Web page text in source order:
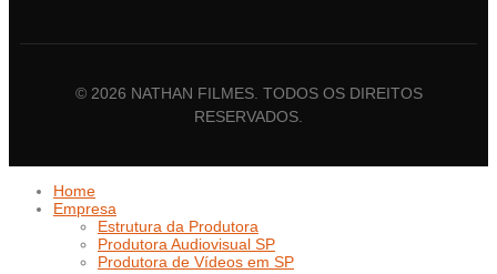
© 2026 NATHAN FILMES. TODOS OS DIREITOS
RESERVADOS.
Home
Empresa
Estrutura da Produtora
Produtora Audiovisual SP
Produtora de Vídeos em SP